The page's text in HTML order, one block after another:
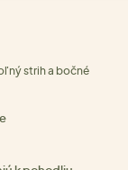
strih a bočné